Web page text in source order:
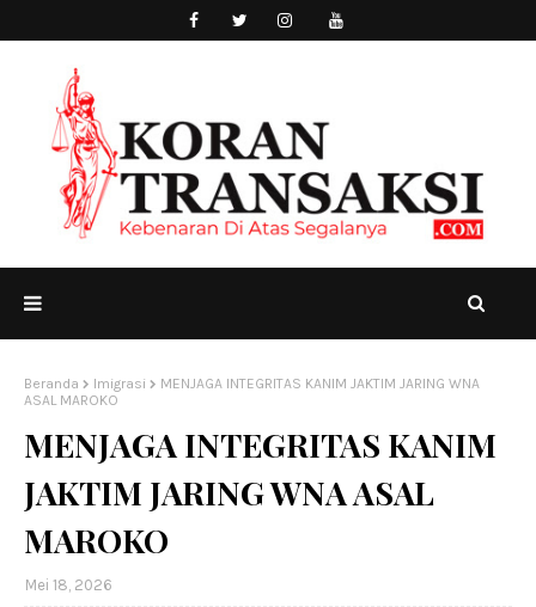
Beranda Imigrasi
MENJAGA INTEGRITAS KANIM JAKTIM JARING WNA
ASAL MAROKO
MENJAGA INTEGRITAS KANIM
JAKTIM JARING WNA ASAL
MAROKO
Mei 18, 2026